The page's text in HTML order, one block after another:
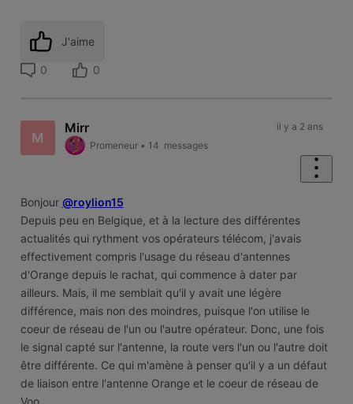
J'aime
0 0
M
Mirr
Promeneur • 14 messages
il y a 2 ans
Bonjour @roylion15
Depuis peu en Belgique, et à la lecture des différentes
actualités qui rythment vos opérateurs télécom, j'avais
effectivement compris l'usage du réseau d'antennes
d'Orange depuis le rachat, qui commence à dater par
ailleurs. Mais, il me semblait qu'il y avait une légère
différence, mais non des moindres, puisque l'on utilise le
coeur de réseau de l'un ou l'autre opérateur. Donc, une fois
le signal capté sur l'antenne, la route vers l'un ou l'autre doit
être différente. Ce qui m'amène à penser qu'il y a un défaut
de liaison entre l'antenne Orange et le coeur de réseau de
Voo.